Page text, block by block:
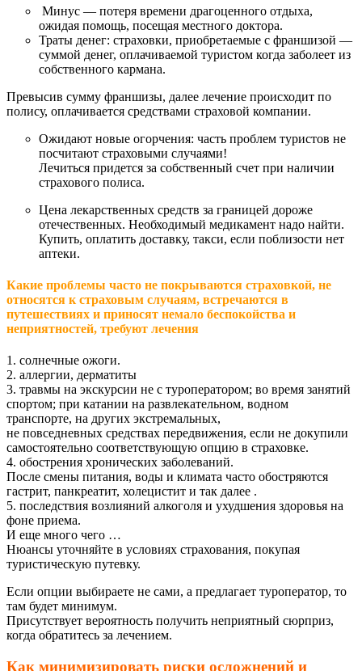
Минус — потеря времени драгоценного отдыха,
ожидая помощь, посещая местного доктора.
Траты денег: страховки, приобретаемые с франшизой —
суммой денег, оплачиваемой туристом когда заболеет из
собственного кармана.
Превысив сумму франшизы, далее лечение происходит по
полису, оплачивается средствами страховой компании.
Ожидают новые огорчения: часть проблем туристов не
посчитают страховыми случаями!
Лечиться придется за собственный счет при наличии
страхового полиса.
Цена лекарственных средств за границей дороже
отечественных. Необходимый медикамент надо найти.
Купить, оплатить доставку, такси, если поблизости нет
аптеки.
Какие проблемы часто не покрываются страховкой, не
относятся к страховым случаям, встречаются в
путешествиях и приносят немало беспокойства и
неприятностей, требуют лечения
1. солнечные ожоги.
2. аллергии, дерматиты
3. травмы на экскурсии не с туроператором; во время занятий
спортом; при катании на развлекательном, водном
транспорте, на других экстремальных,
не повседневных средствах передвижения, если не докупили
самостоятельно соответствующую опцию в страховке.
4. обострения хронических заболеваний.
После смены питания, воды и климата часто обостряются
гастрит, панкреатит, холецистит и так далее .
5. последствия возлияний алкоголя и ухудшения здоровья на
фоне приема.
И еще много чего …
Нюансы уточняйте в условиях страхования, покупая
туристическую путевку.
Если опции выбираете не сами, а предлагает туроператор, то
там будет минимум.
Присутствует вероятность получить неприятный сюрприз,
когда обратитесь за лечением.
Как минимизировать риски осложнений и